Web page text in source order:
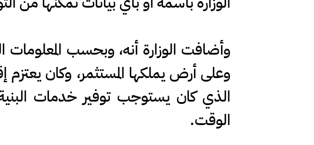
وأضافت الوزارة أنه، وبحسب المعلومات
وعلى أرض يملكها المستثمر، وكان
الذي كان يستوجب توفير خدمات البنية
الوقت.